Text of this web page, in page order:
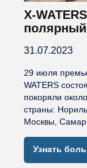
X-
31.07.2023
29 июля
WATERS
покоряли
страны:
Москвы,
Узнать